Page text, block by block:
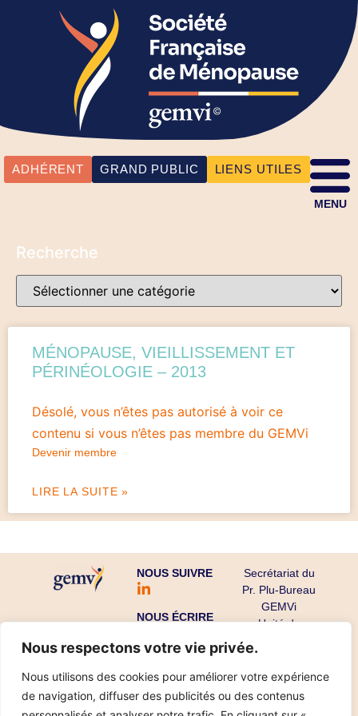
Nous respectons votre vie privée.
Nous utilisons des cookies pour améliorer votre expérience
de navigation, diffuser des publicités ou des contenus
ADHÉRENT GRAND PUBLIC LIENS UTILES
MENU
Recherche
MÉNOPAUSE, VIEILLISSEMENT ET
PÉRINÉOLOGIE – 2013
Désolé, vous n’êtes pas autorisé à voir ce
contenu si vous n’êtes pas membre du GEMVi
Devenir membre
LIRE LA SUITE »
NOUS SUIVRE
NOUS ÉCRIRE
Secrétariat du
Pr. Plu-Bureau
GEMVi
Unité de
Endocrinienne
CHU Cochin-
Port Royal